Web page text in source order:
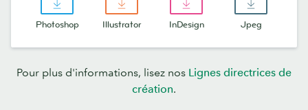
Photoshop Illustrator InDesign Jpeg
Pour plus d'informations, lisez nos Lignes directrices de
création.